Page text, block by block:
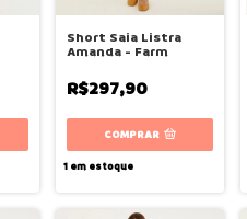
Short Saia Listra
Amanda - Farm
R$297,90
COMPRAR
1em estoque